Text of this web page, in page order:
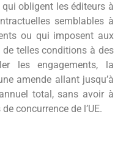
obligent les éditeurs à
semblables à
ou qui imposent aux
de telles conditions à des
les engagements, la
amende allant jusqu’à
total, sans avoir à
concurrence de l’UE.